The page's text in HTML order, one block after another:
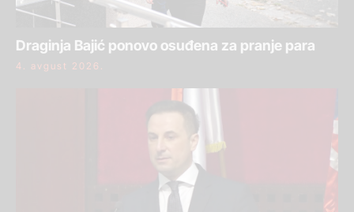
Draginja Bajić ponovo osuđena za pranje para
4. avgust 2026.